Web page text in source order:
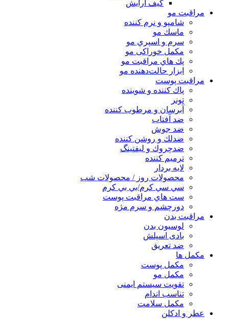
کیف آرایش
مراقبت مو
شامپو و نرم كننده
ماسك مو
سرم و اسپري مو
مكمل خوراكی مو
پك هاي مراقبت مو
ابزار حالت‌دهنده مو
مراقبت پوست
پاك كننده و شوينده
تونر
آبرسان و مرطوب كننده
ضد آفتاب
ضد جوش
ضدلك و روشن كننده
ضدچروك و ليفتينگ
ترميم كننده
لايه بردار
محصولات روز / محصولات شب
سي سي كرم/بي بي كرم
ست هاي مراقبت پوست
دورچشم و سرم مژه
مراقبت بدن
لوسیون بدن
بادی اسپلش
ضد تعریق
مكمل ها
مکمل پوست
مکمل مو
تقویت سیستم ایمنی
تناسب اندام
مکمل سلامت
عطر و ادکلن